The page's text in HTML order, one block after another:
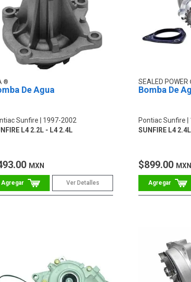
De Agua
Sunfire
1997-2002
L4 2.2L - L4 2.4L
MXN
Ver Detalles
SEALED POWER
Bomba De
Pontiac Sunfire
SUNFIRE L4 2.4L
$899.00 MXN